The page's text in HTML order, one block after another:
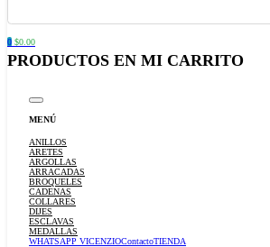
0 $0.00
MENÚ
ANILLOS
ARETES
ARGOLLAS
ARRACADAS
BROQUELES
CADENAS
COLLARES
DIJES
ESCLAVAS
MEDALLAS
WHATSAPP VICENZIOContactoTIENDA